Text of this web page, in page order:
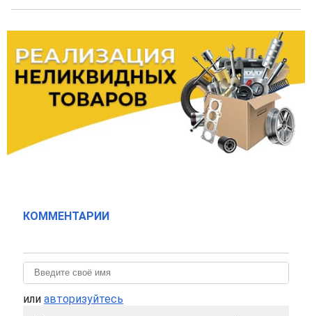
КОММЕНТАРИИ
или авторизуйтесь